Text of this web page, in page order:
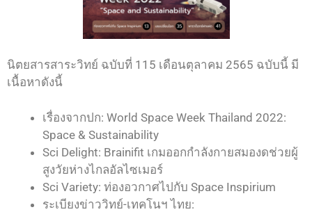
นิตยสารสาระวิทย์ ฉบับที่ 115 เดือนตุลาคม 2565 ฉบับนี้ มี
เนื้อหาดังนี้
เรื่องจากปก: World Space Week Thailand 2022:
Space & Sustainability
Sci Delight: Brainifit เกมออกกำลังกายสมองดช่วยผู้
สูงวัยห่างไกลอัลไซเมอร์
Sci Variety: ท่องอวกาศไปกับ Space Inspirium
ระเบียงข่าววิทย์-เทคโนฯ ไทย: